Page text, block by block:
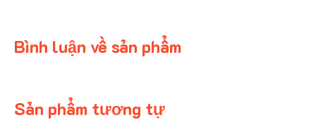
Bình luận về sản phẩm
Sản phẩm tương tự